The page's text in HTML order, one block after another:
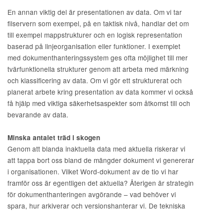
En annan viktig del är presentationen av data. Om vi tar
filservern som exempel, på en taktisk nivå, handlar det om
till exempel mappstrukturer och en logisk representation
baserad på linjeorganisation eller funktioner. I exemplet
med dokumenthanteringssystem ges ofta möjlighet till mer
tvärfunktionella strukturer genom att arbeta med märkning
och klassificering av data. Om vi gör ett strukturerat och
planerat arbete kring presentation av data kommer vi också
få hjälp med viktiga säkerhetsaspekter som åtkomst till och
bevarande av data.
Minska antalet träd i skogen
Genom att blanda inaktuella data med aktuella riskerar vi
att tappa bort oss bland de mängder dokument vi genererar
i organisationen. Vilket Word-dokument av de tio vi har
framför oss är egentligen det aktuella? Återigen är strategin
för dokumenthanteringen avgörande – vad behöver vi
spara, hur arkiverar och versionshanterar vi. De tekniska